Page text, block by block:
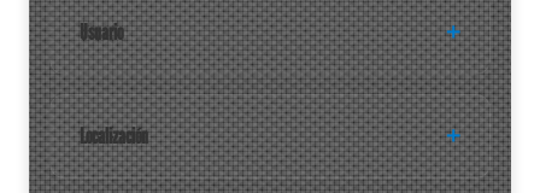
Usuario
Localización